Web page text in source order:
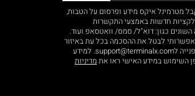
מטרמינל איקס מידע ופרסום על הטבות,
חדשות באמצעי התקשרות
השונים כגון: דוא"ל/ סמס/ וואטסאפ ועוד.
לבטל את ההסכמה בכל עת באיזור
האישי או בפנייה לsupport@terminalx.com. למידע
השימוש במידע האישי ראו את מדיניות